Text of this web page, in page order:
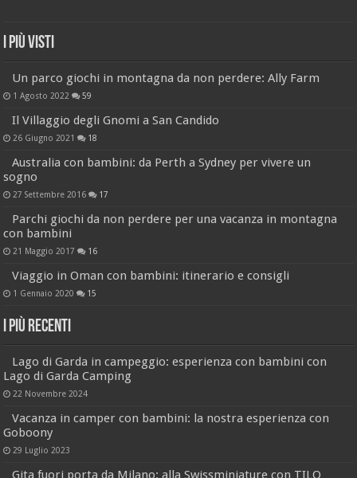
I più visti
Un parco giochi in montagna da non perdere: Ally Farm
1 Agosto 2022 59
Il Villaggio degli Gnomi a San Candido
26 Giugno 2021 18
Australia con bambini: da Perth a Sydney per vivere un
sogno
27 Settembre 2016 17
Parchi giochi da non perdere per una vacanza in montagna
con bambini
21 Maggio 2017 16
Viaggio in Oman con bambini: itinerario e consigli
1 Gennaio 2020 15
I più recenti
Lago di Garda in campeggio: esperienza con bambini con
Lago di Garda Camping
22 Novembre 2024
Vacanza in camper con bambini: la nostra esperienza con
Goboony
29 Luglio 2023
Gita fuori porta da Milano: alla Swissminiature con TILO